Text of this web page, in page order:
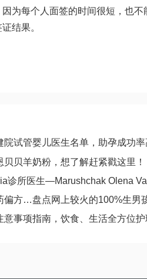
为每个人面签的时间很短，也不
结果。
管婴儿医生名单，助孕成功率高的大夫
贝贝羊奶粉，想了解赶紧戳这里！
诊所医生—Marushchak Olena
方…盘点网上较火的100%生男孩秘
指南，饮食、生活全方位护理-哈萨克斯坦试管